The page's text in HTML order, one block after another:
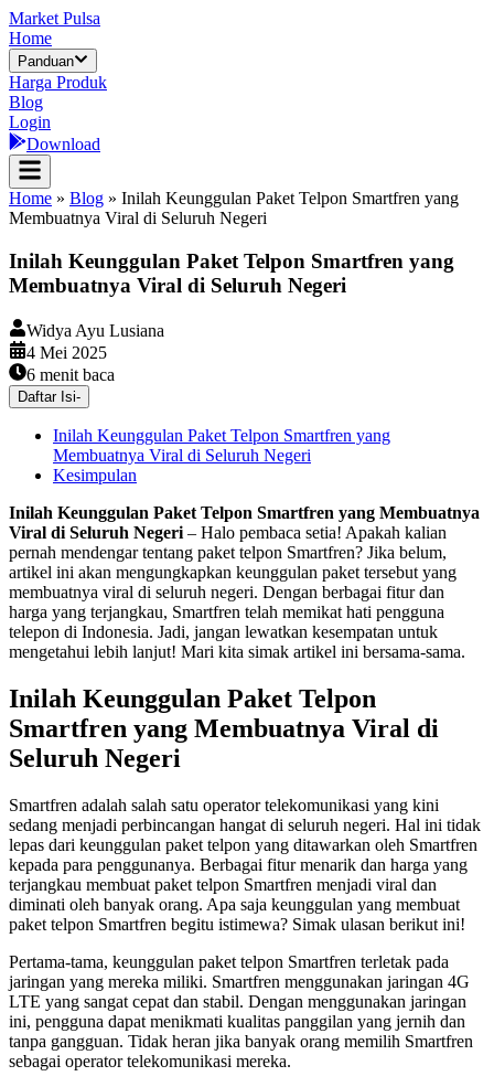
Market Pulsa
Home
Panduan
Harga Produk
Blog
Login
Download
Home » Blog » Inilah Keunggulan Paket Telpon Smartfren yang
Membuatnya Viral di Seluruh Negeri
Inilah Keunggulan Paket Telpon Smartfren yang
Membuatnya Viral di Seluruh Negeri
Widya Ayu Lusiana
4 Mei 2025
6 menit baca
Daftar Isi-
Inilah Keunggulan Paket Telpon Smartfren yang
Membuatnya Viral di Seluruh Negeri
Kesimpulan
Inilah Keunggulan Paket Telpon Smartfren yang Membuatnya
Viral di Seluruh Negeri – Halo pembaca setia! Apakah kalian
pernah mendengar tentang paket telpon Smartfren? Jika belum,
artikel ini akan mengungkapkan keunggulan paket tersebut yang
membuatnya viral di seluruh negeri. Dengan berbagai fitur dan
harga yang terjangkau, Smartfren telah memikat hati pengguna
telepon di Indonesia. Jadi, jangan lewatkan kesempatan untuk
mengetahui lebih lanjut! Mari kita simak artikel ini bersama-sama.
Inilah Keunggulan Paket Telpon
Smartfren yang Membuatnya Viral di
Seluruh Negeri
Smartfren adalah salah satu operator telekomunikasi yang kini
sedang menjadi perbincangan hangat di seluruh negeri. Hal ini tidak
lepas dari keunggulan paket telpon yang ditawarkan oleh Smartfren
kepada para penggunanya. Berbagai fitur menarik dan harga yang
terjangkau membuat paket telpon Smartfren menjadi viral dan
diminati oleh banyak orang. Apa saja keunggulan yang membuat
paket telpon Smartfren begitu istimewa? Simak ulasan berikut ini!
Pertama-tama, keunggulan paket telpon Smartfren terletak pada
jaringan yang mereka miliki. Smartfren menggunakan jaringan 4G
LTE yang sangat cepat dan stabil. Dengan menggunakan jaringan
ini, pengguna dapat menikmati kualitas panggilan yang jernih dan
tanpa gangguan. Tidak heran jika banyak orang memilih Smartfren
sebagai operator telekomunikasi mereka.